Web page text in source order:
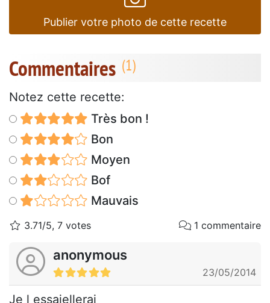
Publier votre photo de cette recette
Commentaires
Notez cette recette:
Très bon !
Bon
Moyen
Bof
Mauvais
3.71/5, 7 votes 1 commentaire
anonymous
23/05/2014
Je l essaiellerai